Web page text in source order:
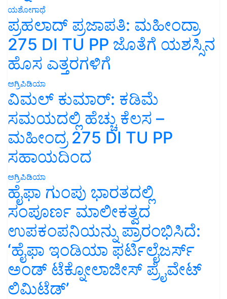
ಯಶೋಗಾಥೆ
ಪ್ರಹಲಾದ್ ಪ್ರಜಾಪತಿ: ಮಹೀಂದ್ರಾ
275 DI TU PP ಜೊತೆಗೆ ಯಶಸ್ಸಿನ
ಹೊಸ ಎತ್ತರಗಳಿಗೆ
ಅಗ್ರಿಪಿಡಿಯಾ
ವಿಮಲ್ ಕುಮಾರ್: ಕಡಿಮೆ
ಸಮಯದಲ್ಲಿ ಹೆಚ್ಚು ಕೆಲಸ –
ಮಹೀಂದ್ರ 275 DI TU PP
ಸಹಾಯದಿಂದ
ಅಗ್ರಿಪಿಡಿಯಾ
ಹೈಫಾ ಗುಂಪು ಭಾರತದಲ್ಲಿ
ಸಂಪೂರ್ಣ ಮಾಲೀಕತ್ವದ
ಉಪಕಂಪನಿಯನ್ನು ಪ್ರಾರಂಭಿಸಿದೆ:
‘ಹೈಫಾ ಇಂಡಿಯಾ ಫರ್ಟಿಲೈಜರ್ಸ್
ಅಂಡ್ ಟೆಕ್ನೋಲಾಜೀಸ್ ಪ್ರೈವೇಟ್
ಲಿಮಿಟೆಡ್’